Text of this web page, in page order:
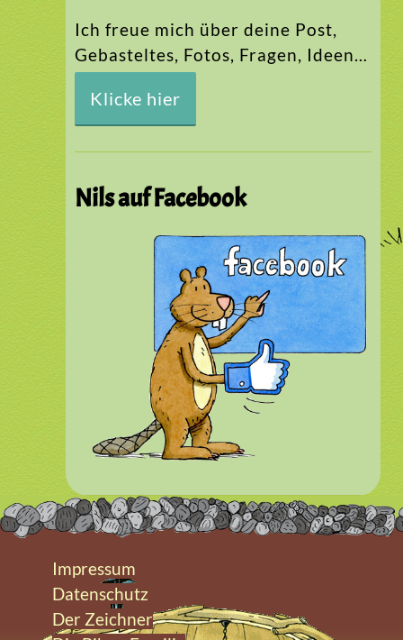
Ich freue mich über deine Post,
Gebasteltes, Fotos, Fragen, Ideen…
Klicke hier
Nils auf Facebook
Impressum
Datenschutz
Der Zeichner